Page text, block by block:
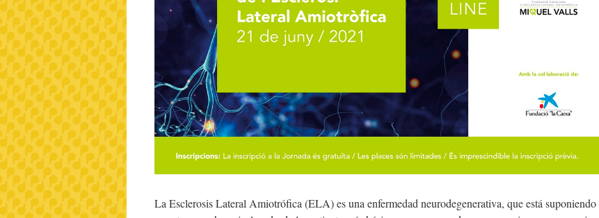
La Esclerosis Lateral Amiotrófica (ELA) es una enfermedad neurodegenerativa, que está suponiendo